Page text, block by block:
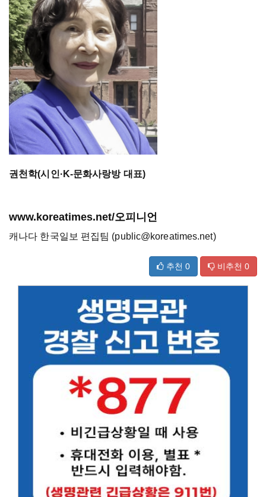
권천학(시인·K-문화사랑방 대표)
www.koreatimes.net/오피니언
캐나다 한국일보 편집팀 (public@koreatimes.net)
추천 0 비추천 0